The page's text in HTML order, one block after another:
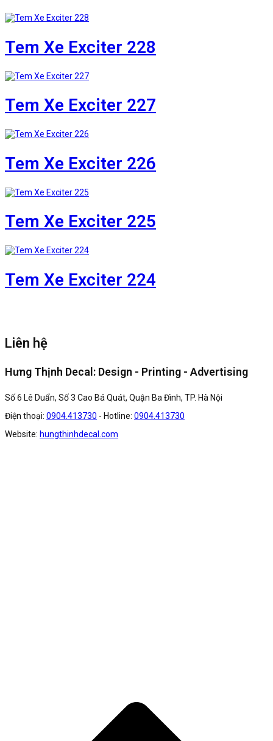
Tem Xe Exciter 228
Tem Xe Exciter 227
Tem Xe Exciter 226
Tem Xe Exciter 225
Tem Xe Exciter 224
Liên hệ
Hưng Thịnh Decal: Design - Printing - Advertising
Số 6 Lê Duẩn, Số 3 Cao Bá Quát, Quận Ba Đình, TP. Hà Nội
Điện thoại: 0904.413730 - Hotline: 0904.413730
Website: hungthinhdecal.com